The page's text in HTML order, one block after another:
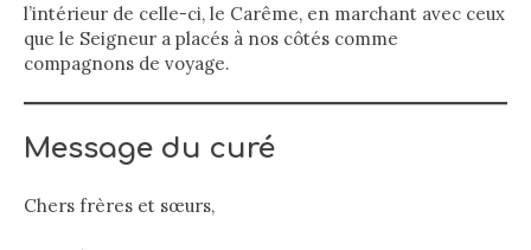
l’intérieur de celle-ci, le Carême, en marchant avec ceux
que le Seigneur a placés à nos côtés comme
compagnons de voyage.
Message du curé
Chers frères et sœurs,